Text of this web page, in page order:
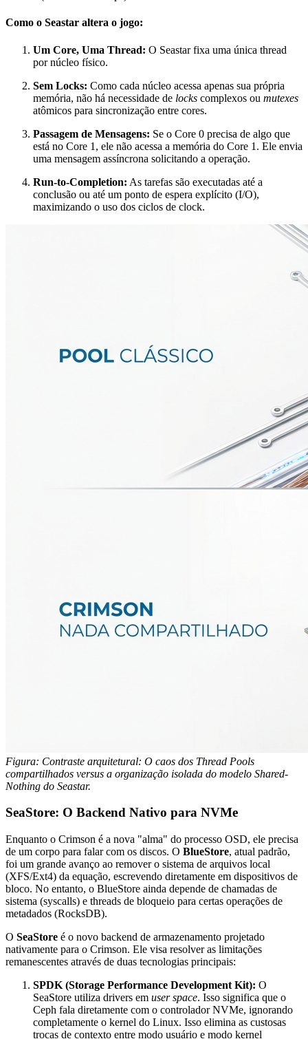
Como o Seastar altera o jogo:
Um Core, Uma Thread: O Seastar fixa uma única thread
por núcleo físico.
Sem Locks: Como cada núcleo acessa apenas sua própria
memória, não há necessidade de locks complexos ou mutexes
atômicos para sincronização entre cores.
Passagem de Mensagens: Se o Core 0 precisa de algo que
está no Core 1, ele não acessa a memória do Core 1. Ele envia
uma mensagem assíncrona solicitando a operação.
Run-to-Completion: As tarefas são executadas até a
conclusão ou até um ponto de espera explícito (I/O),
maximizando o uso dos ciclos de clock.
Figura: Contraste arquitetural: O caos dos Thread Pools
compartilhados versus a organização isolada do modelo Shared-
Nothing do Seastar.
SeaStore: O Backend Nativo para NVMe
Enquanto o Crimson é a nova "alma" do processo OSD, ele precisa
de um corpo para falar com os discos. O BlueStore, atual padrão,
foi um grande avanço ao remover o sistema de arquivos local
(XFS/Ext4) da equação, escrevendo diretamente em dispositivos de
bloco. No entanto, o BlueStore ainda depende de chamadas de
sistema (syscalls) e threads de bloqueio para certas operações de
metadados (RocksDB).
O SeaStore é o novo backend de armazenamento projetado
nativamente para o Crimson. Ele visa resolver as limitações
remanescentes através de duas tecnologias principais:
SPDK (Storage Performance Development Kit): O
SeaStore utiliza drivers em user space. Isso significa que o
Ceph fala diretamente com o controlador NVMe, ignorando
completamente o kernel do Linux. Isso elimina as custosas
trocas de contexto entre modo usuário e modo kernel